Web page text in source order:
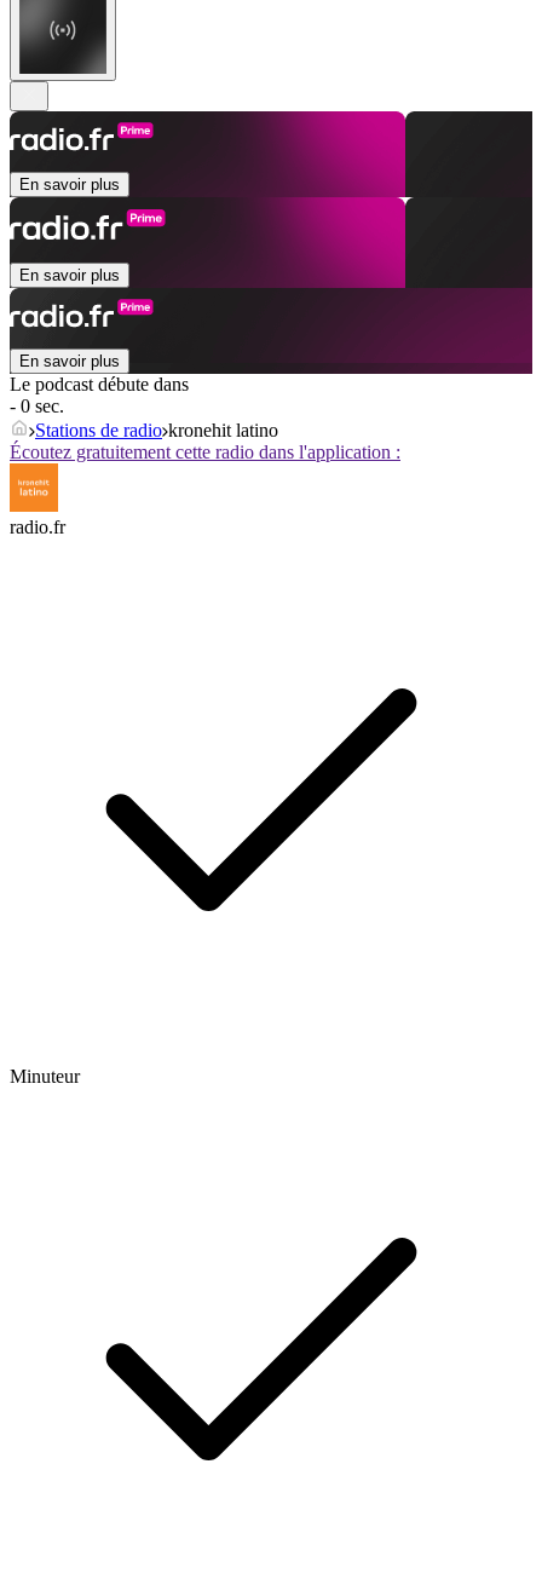
En savoir plus
En savoir plus
En savoir plus
Le podcast débute dans
- 0 sec.
Stations de radio kronehit latino
Écoutez gratuitement cette radio dans l'application :
radio.fr
Minuteur